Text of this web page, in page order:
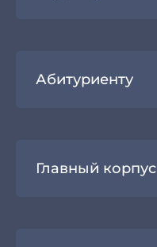
Абитуриенту
Главный корпус